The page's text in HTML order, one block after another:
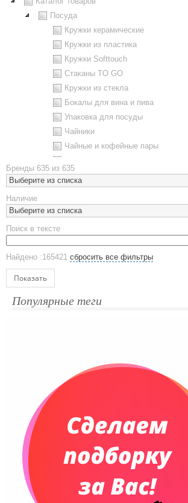
Посуда
Кружки керамические
Кружки из пластика
Кружки Softtouch
Стаканы TO GO
Кружки из стекла
Бокалы для вина и пива
Упаковка для посуды
Чайники
Чайные и кофейные пары
Наборы посуды
Предметы сервировки
Стаканы
Эко кружки
ЕВРОПОСУДА
Аксессуары
Ежедневники и блокноты
Датированные ежедневники
Планинги недатированные
Телефонные книжки
Сумки и Рюкзаки
Сумки для планшетов и ноутбуков
Рюкзаки
Конференц-сумки
Сумки для покупок промо
Бренды 635 из 635
Выберите из списка
Наличие
Выберите из списка
Поиск в тексте
Найдено :165421 сбросить все фильтры
Показать
Популярные теги